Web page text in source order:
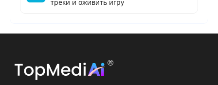
треки и оживить игру